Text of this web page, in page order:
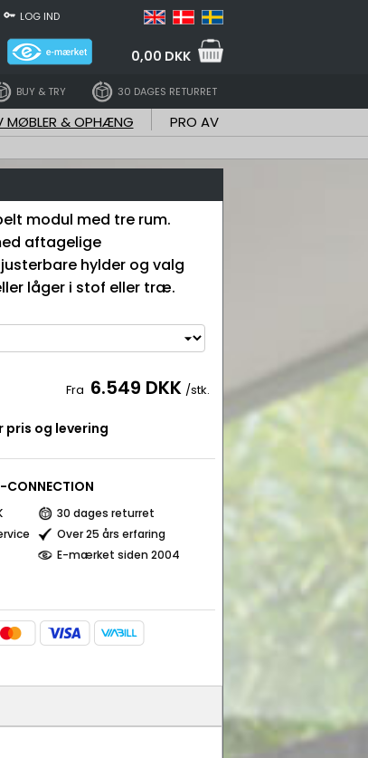
LOG IND
0,00 DKK
BUY & TRY 30 DAGES RETURRET
MØBLER & OPHÆNG PRO AV
modul med tre rum.
aftagelige
hylder og valg
låger i stof eller træ.
Fra 6.549 DKK /stk.
og levering
CONNECTION
30 dages returret
Over 25 års erfaring
E-mærket siden 2004